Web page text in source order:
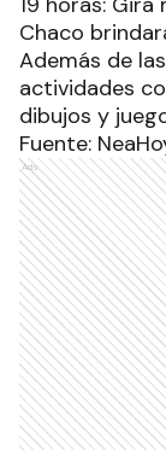
Chaco
Además de
actividades
dibujos y
Fuente:
Ads